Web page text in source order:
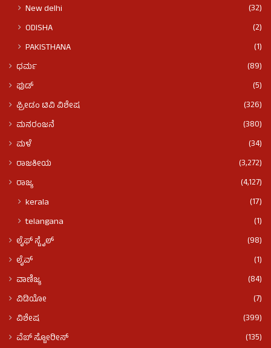
New delhi
(32)
ODISHA
(2)
PAKISTHANA
(1)
ಧರ್ಮ
(89)
ಫುಡ್​​
(5)
ಫ್ರೀಡಂ ಟಿವಿ ವಿಶೇಷ
(326)
ಮನರಂಜನೆ
(380)
ಮಳೆ
(34)
ರಾಜಕೀಯ
(3,272)
ರಾಜ್ಯ
(4,127)
kerala
(17)
telangana
(1)
ಲೈಫ್ ಸ್ಟೈಲ್
(98)
ಲೈವ್
(1)
ವಾಣಿಜ್ಯ
(84)
ವಿಡಿಯೋ
(7)
ವಿಶೇಷ
(399)
ವೆಬ್ ಸ್ಟೋರೀಸ್
(135)